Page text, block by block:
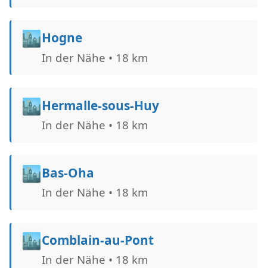
🏙️Hogne
In der Nähe • 18 km
🏙️Hermalle-sous-Huy
In der Nähe • 18 km
🏙️Bas-Oha
In der Nähe • 18 km
🏙️Comblain-au-Pont
In der Nähe • 18 km